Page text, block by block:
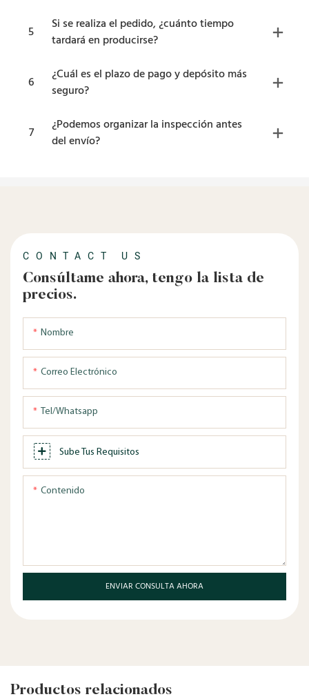
5
Si se realiza el pedido, ¿cuánto tiempo
tardará en producirse?
6
¿Cuál es el plazo de pago y depósito más
seguro?
7
¿Podemos organizar la inspección antes
del envío?
CONTACT US
Consúltame ahora, tengo la lista de
precios.
Nombre
Correo Electrónico
Tel/whatsapp
Sube Tus Requisitos
Contenido
ENVIAR CONSULTA AHORA
Productos relacionados